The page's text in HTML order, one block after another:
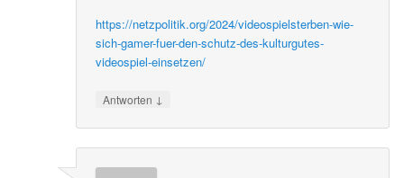
https://netzpolitik.org/2024/videospielsterben-wie-
sich-gamer-fuer-den-schutz-des-kulturgutes-
videospiel-einsetzen/
Antworten ↓